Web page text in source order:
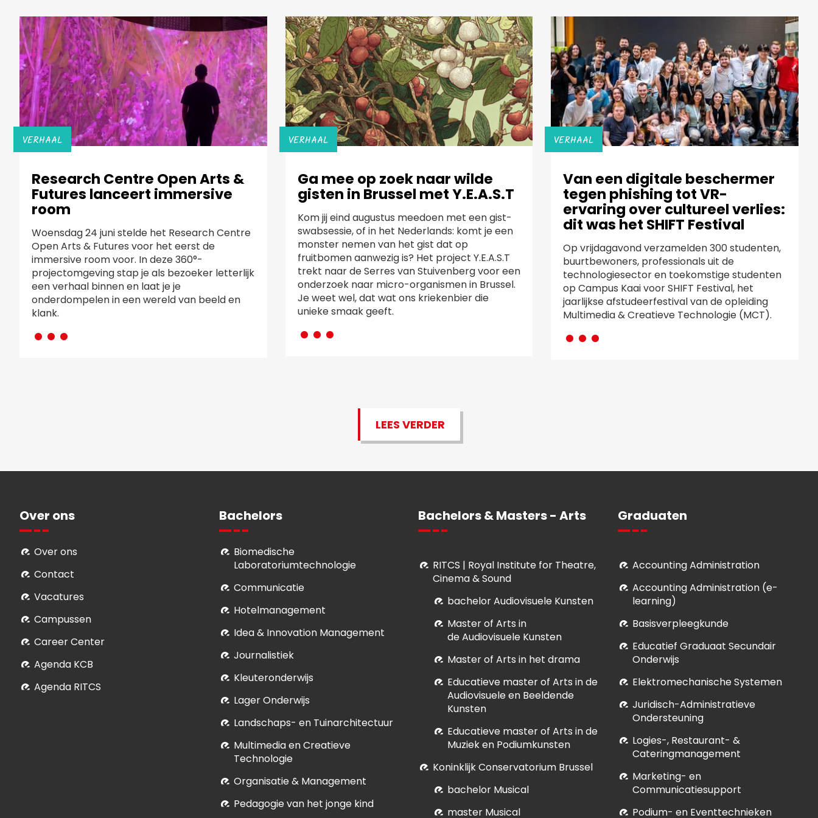
VERHAAL
Research Centre Open Arts &
Futures lanceert immersive
room
Woensdag 24 juni stelde het Research Centre
Open Arts & Futures voor het eerst de
immersive room voor. In deze 360°-
projectomgeving stap je als bezoeker letterlijk
een verhaal binnen en laat je je
onderdompelen in een wereld van beeld en
klank.
···
VERHAAL
Ga mee op zoek naar wilde
gisten in Brussel met Y.E.A.S.T
Kom jij eind augustus meedoen met een gist-
swabsessie, of in het Nederlands: komt je een
monster nemen van het gist dat op
fruitbomen aanwezig is? Het project Y.E.A.S.T
trekt naar de Serres van Stuivenberg voor een
onderzoek naar micro-organismen in Brussel.
Je weet wel, dat wat ons kriekenbier die
unieke smaak geeft.
···
VERHAAL
Van een digitale beschermer
tegen phishing tot VR-
ervaring over cultureel verlies:
dit was het SHIFT Festival
Op vrijdagavond verzamelden 300 studenten,
buurtbewoners, professionals uit de
technologiesector en toekomstige studenten
op Campus Kaai voor SHIFT Festival, het
jaarlijkse afstudeerfestival van de opleiding
Multimedia & Creatieve Technologie (MCT).
···
LEES VERDER
Over ons
Over ons
Contact
Vacatures
Campussen
Career Center
Agenda KCB
Agenda RITCS
Bachelors
Biomedische
Laboratoriumtechnologie
Communicatie
Hotelmanagement
Idea & Innovation Management
Journalistiek
Kleuteronderwijs
Lager Onderwijs
Landschaps- en Tuinarchitectuur
Multimedia en Creatieve
Technologie
Organisatie & Management
Pedagogie van het jonge kind
Bachelors & Masters - Arts
RITCS | Royal Institute for Theatre,
Cinema & Sound
bachelor Audiovisuele Kunsten
Master of Arts in
de Audiovisuele Kunsten
Master of Arts in het drama
Educatieve master of Arts in de
Audiovisuele en Beeldende
Kunsten
Educatieve master of Arts in de
Muziek en Podiumkunsten
Koninklijk Conservatorium Brussel
bachelor Musical
master Musical
Graduaten
Accounting Administration
Accounting Administration (e-
learning)
Basisverpleegkunde
Educatief Graduaat Secundair
Onderwijs
Elektromechanische Systemen
Juridisch-Administratieve
Ondersteuning
Logies-, Restaurant- &
Cateringmanagement
Marketing- en
Communicatiesupport
Podium- en Eventtechnieken